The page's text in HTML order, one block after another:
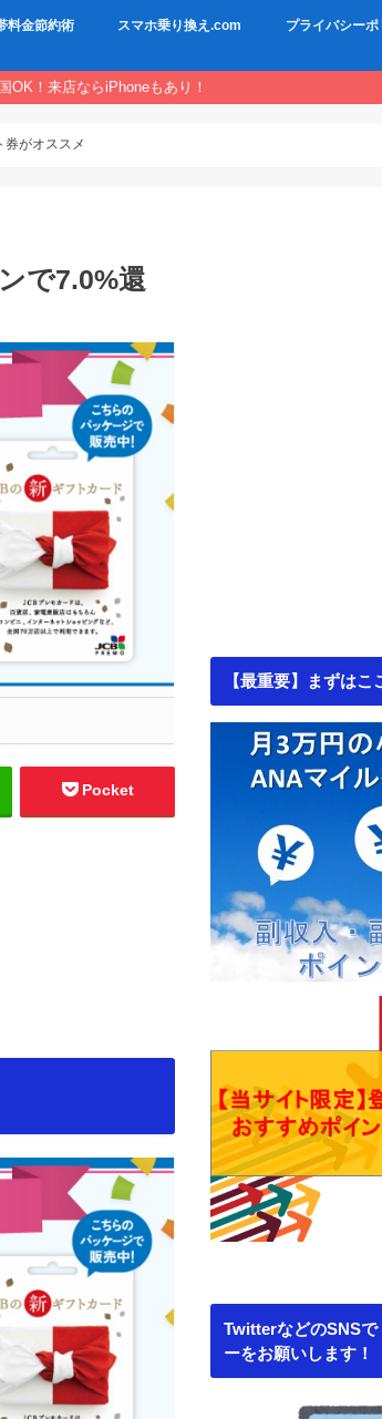
料金節約術 スマホ乗り換え.com プライバシーポ
OK！来店ならiPhoneもあり！
がオススメ
で7.0%還
Pocket
【最重要】まずはこ
TwitterなどのSNSで
ーをお願いします！